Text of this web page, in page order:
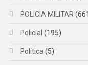
POLICIA MILITAR
Policial (195)
Política (5)